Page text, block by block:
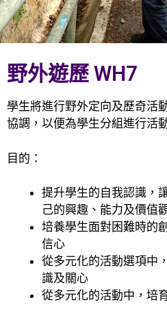
野外遊歷 WH7
學生將進行野外定向及歷奇活
協調，以便為學生分組進行活
目的：
提升學生的自我認識，
己的興趣、能力及價值
培養學生面對困難時的
信心
從多元化的活動選項中
識及關心
從多元化的活動中，培